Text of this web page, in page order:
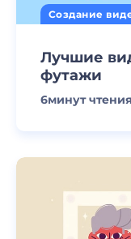
Создание
Лучшие
футажи
6минут чтения